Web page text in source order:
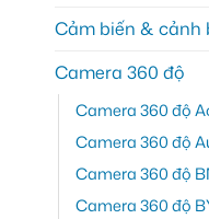
Cảm biến & cảnh
Camera 360 độ
Camera 360 độ
Camera 360 độ
Camera 360 độ
Camera 360 độ